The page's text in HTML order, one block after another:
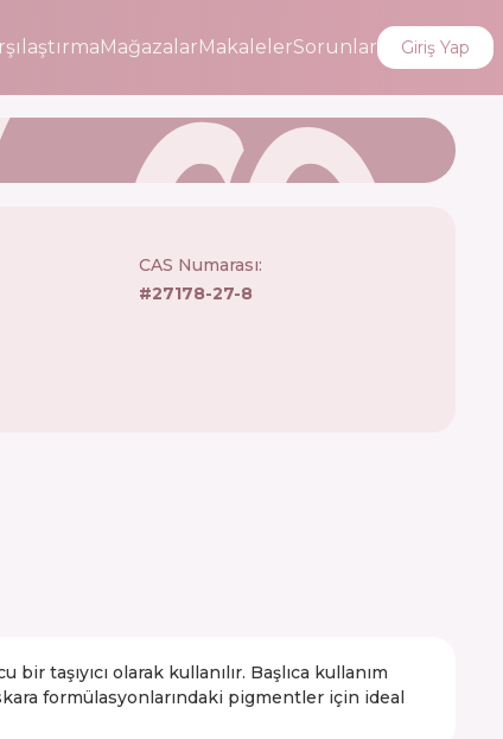
MağazalarMakalelerSorunlar Giriş Yap
CAS Numarası:
#27178-27-8
taşıyıcı olarak kullanılır. Başlıca kullanım
formülasyonlarındaki pigmentler için ideal